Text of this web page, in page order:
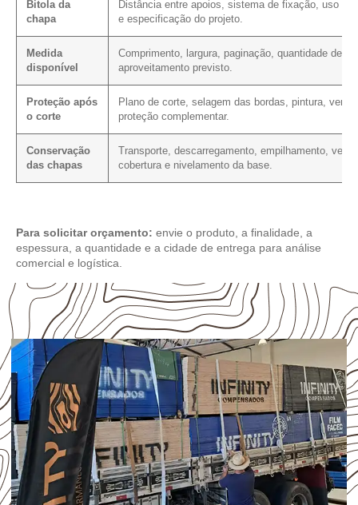
Bitola da
chapa
Distância entre apoios, sistema de fixação, uso
e especificação do projeto.
Medida
disponível
Comprimento, largura, paginação, quantidade de
aproveitamento previsto.
Proteção após
o corte
Plano de corte, selagem das bordas, pintura,
proteção complementar.
Conservação
das chapas
Transporte, descarregamento, empilhamento,
cobertura e nivelamento da base.
Para solicitar orçamento: envie o produto, a finalidade, a
espessura, a quantidade e a cidade de entrega para análise
comercial e logística.